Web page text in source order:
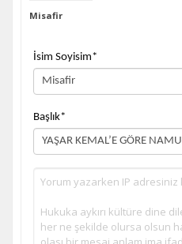
Misafir
İsim Soyisim*
Başlık*